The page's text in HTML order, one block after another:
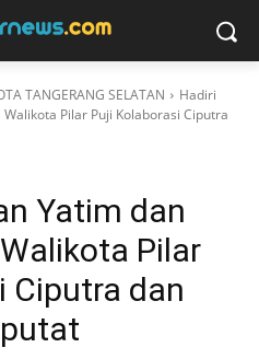
TANGERANG SELATAN
Hadiri
Pilar Puji Kolaborasi Ciputra
Yatim dan
Pilar
Ciputra dan